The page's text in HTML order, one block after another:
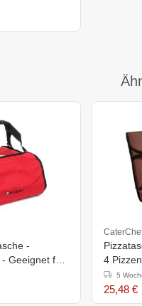
-
Geeignet für
4 Pizzen
5
25,48 €